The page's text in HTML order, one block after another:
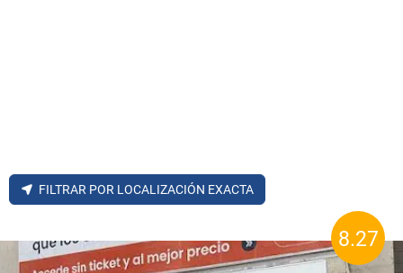
FILTRAR POR LOCALIZACIÓN EXACTA
8.27